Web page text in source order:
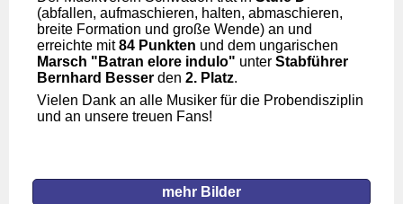
(abfallen, aufmaschieren, halten, abmaschieren,
breite Formation und große Wende) an und
erreichte mit84 Punkten und dem ungarischen
Marsch "Batran elore indulo" unter Stabführer
Bernhard Besser den 2. Platz.
Vielen Dank an alle Musiker für die Probendisziplin
und an unsere treuen Fans!
mehr Bilder